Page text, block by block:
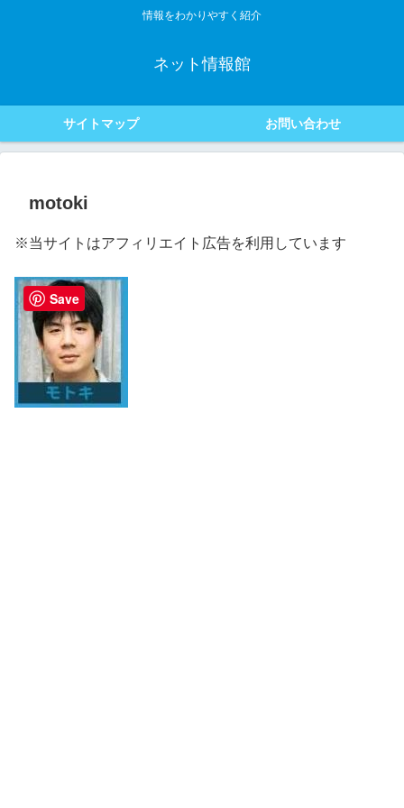
情報をわかりやすく紹介
ネット情報館
サイトマップ お問い合わせ
motoki
※当サイトはアフィリエイト広告を利用しています
Save